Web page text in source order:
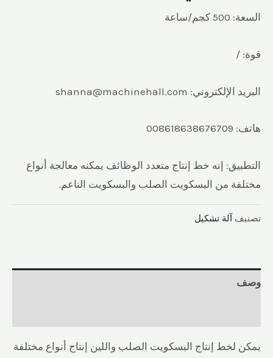
السعة: 500 كجم/ساعة
قوة: /
البريد الإلكتروني: shanna@machinehall.com
هاتف: 008618638676709
التطبيق: إنه خط إنتاج متعدد الوظائف يمكنه معالجة أنواع
مختلفة من البسكويت الصلب والبسكويت الناعم.
تصنيف آلة تشكيل
وصف
يمكن لخط إنتاج البسكويت الصلب واللين إنتاج أنواع مختلفة